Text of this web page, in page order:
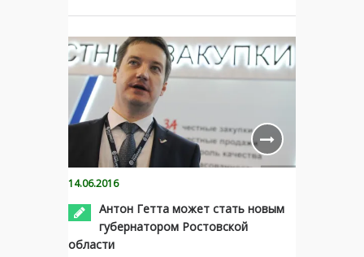
14.06.2016
Антон Гетта может стать новым
губернатором Ростовской
области